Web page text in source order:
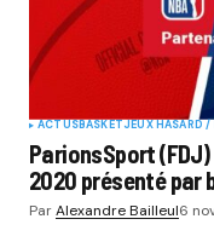
ACTUSBASKETJEUX HASARD /
ParionsSport
2020 présenté par
ParAlexandre Bailleul6